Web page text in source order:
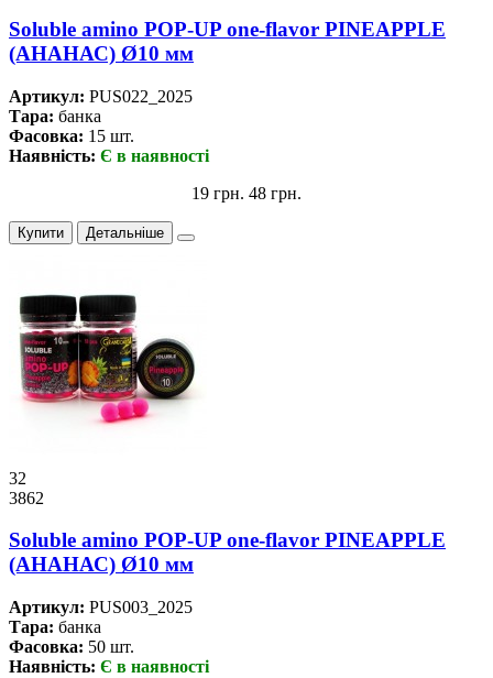
Soluble amino POP-UP one-flavor PINEAPPLE
(АНАНАС) Ø10 мм
Артикул: PUS022_2025
Тара: банка
Фасовка: 15 шт.
Наявність: Є в наявності
19 грн. 48 грн.
Купити Детальніше
32
3862
Soluble amino POP-UP one-flavor PINEAPPLE
(АНАНАС) Ø10 мм
Артикул: PUS003_2025
Тара: банка
Фасовка: 50 шт.
Наявність: Є в наявності